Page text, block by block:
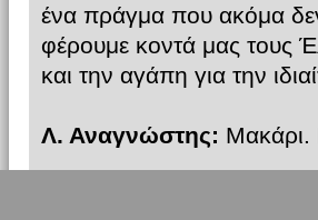
ένα πράγμα που ακόμα
φέρουμε κοντά μας τους
και την αγάπη για την
Λ. Αναγνώστης: Μακάρι.